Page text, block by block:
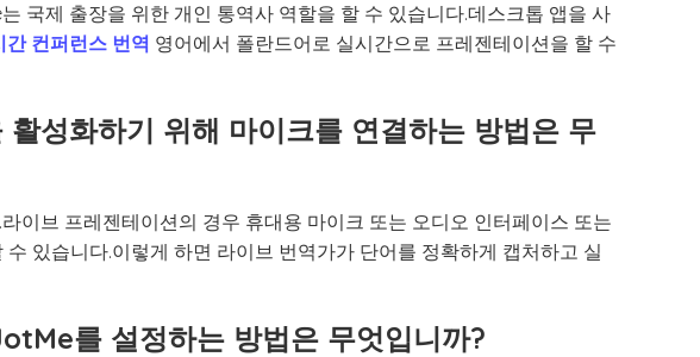
국제 출장을 위한 개인 통역사 역할을 할 수 있습니다.데스크톱 앱을 사
간 컨퍼런스 번역 영어에서 폴란드어로 실시간으로 프레젠테이션을 할 수
성화하기 위해 마이크를 연결하는 방법은 무
이브 프레젠테이션의 경우 휴대용 마이크 또는 오디오 인터페이스 또는
있습니다.이렇게 하면 라이브 번역가가 단어를 정확하게 캡처하고 실
를 설정하는 방법은 무엇입니까?